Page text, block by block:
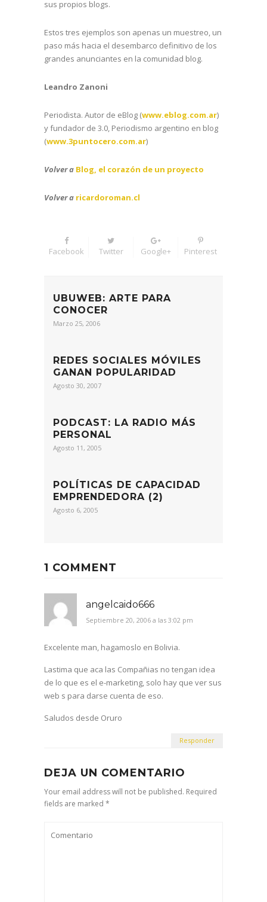
sus propios blogs.
Estos tres ejemplos son apenas un muestreo, un
paso más hacia el desembarco definitivo de los
grandes anunciantes en la comunidad blog.
Leandro Zanoni
Periodista. Autor de eBlog (www.eblog.com.ar)
y fundador de 3.0, Periodismo argentino en blog
(www.3puntocero.com.ar)
Volver a Blog, el corazón de un proyecto
Volver a ricardoroman.cl
Facebook Twitter Google+ Pinterest
UBUWEB: ARTE PARA
CONOCER
Marzo 25, 2006
REDES SOCIALES MÓVILES
GANAN POPULARIDAD
Agosto 30, 2007
PODCAST: LA RADIO MÁS
PERSONAL
Agosto 11, 2005
POLÍTICAS DE CAPACIDAD
EMPRENDEDORA (2)
Agosto 6, 2005
1 COMMENT
angelcaido666
Septiembre 20, 2006 a las 3:02 pm
Excelente man, hagamoslo en Bolivia.
Lastima que aca las Compañias no tengan idea
de lo que es el e-marketing, solo hay que ver sus
web s para darse cuenta de eso.
Saludos desde Oruro
Responder
DEJA UN COMENTARIO
Your email address will not be published. Required
fields are marked *